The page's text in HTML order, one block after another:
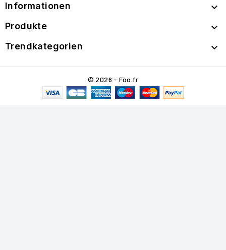
Informationen 
Produkte 
Trendkategorien 
© 2026 - Foo.fr